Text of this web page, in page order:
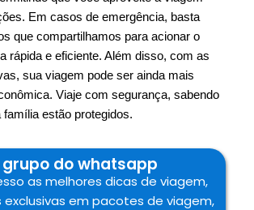
Em casos de emergência, basta
que compartilhamos para acionar o
rápida e eficiente. Além disso, com as
sua viagem pode ser ainda mais
Viaje com segurança, sabendo
estão protegidos.
grupo do whatsapp
as melhores dicas de viagem,
em pacotes de viagem,